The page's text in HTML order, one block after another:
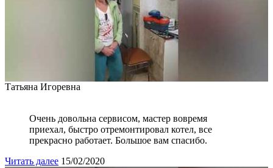
Татьяна Игоревна
Очень довольна сервисом, мастер вовремя
приехал, быстро отремонтировал котел, все
прекрасно работает. Большое вам спасибо.
Читать далее 15/02/2020